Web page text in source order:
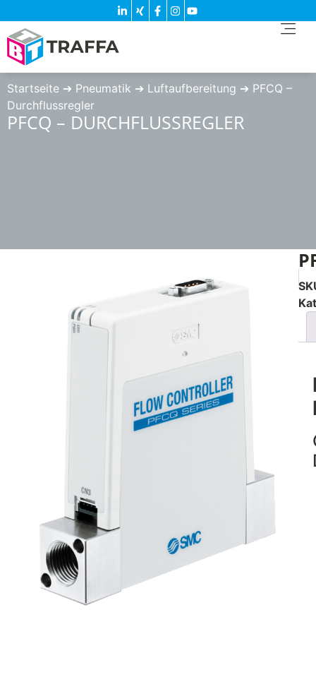
Startseite ➔ Pneumatik ➔ Luftaufbereitung ➔ PFCQ –
Durchflussregler
PFCQ – DURCHFLUSSREGLER